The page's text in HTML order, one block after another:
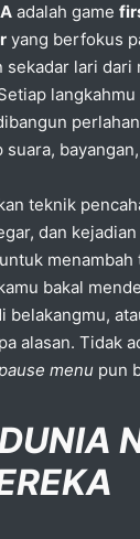
adalah game
yang berfokus
sekadar lari dari
teknik
dan
menambah
bakal
belakangmu,
alasan. Tidak
menu pun